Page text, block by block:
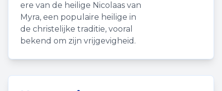
ere van de heilige Nicolaas van
Myra, een populaire heilige in
de christelijke traditie, vooral
bekend om zijn vrijgevigheid.